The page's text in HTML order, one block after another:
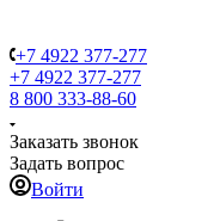
+7 4922 377-277
+7 4922 377-277
8 800 333-88-60
Заказать звонок
Задать вопрос
Войти